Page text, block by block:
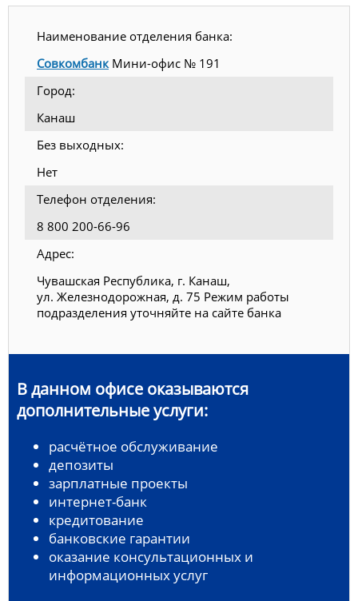
Наименование отделения банка:
СовкомбанкМини-офис № 191
Город:
Канаш
Без выходных:
Нет
Телефон отделения:
8 800 200-66-96
Адрес:
Чувашская Республика, г. Канаш,
ул. Железнодорожная, д. 75 Режим работы
подразделения уточняйте на сайте банка
В данном офисе оказываются
дополнительные услуги:
расчётное обслуживание
депозиты
зарплатные проекты
интернет-банк
кредитование
банковские гарантии
оказание консультационных и
информационных услуг